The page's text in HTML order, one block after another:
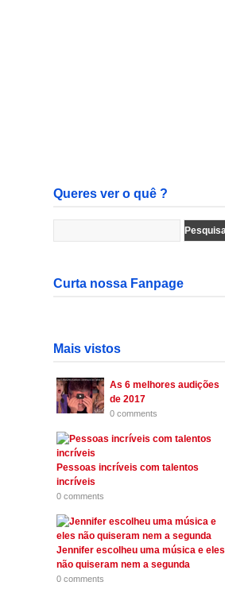
Queres ver o quê ?
Curta nossa Fanpage
Mais vistos
As 6 melhores audições
de 2017
0 comments
Pessoas incríveis com talentos
incríveis
0 comments
Jennifer escolheu uma música e eles
não quiseram nem a segunda
0 comments